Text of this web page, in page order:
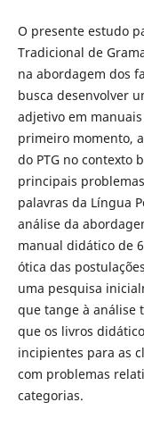
O presente estudo
Tradicional de
na abordagem dos
busca desenvolver
adjetivo em
primeiro momento,
do PTG no contexto
principais
palavras da Língua
análise da
manual didático de
ótica das
uma pesquisa
que tange à análise
que os livros
incipientes para as
com problemas
categorias.